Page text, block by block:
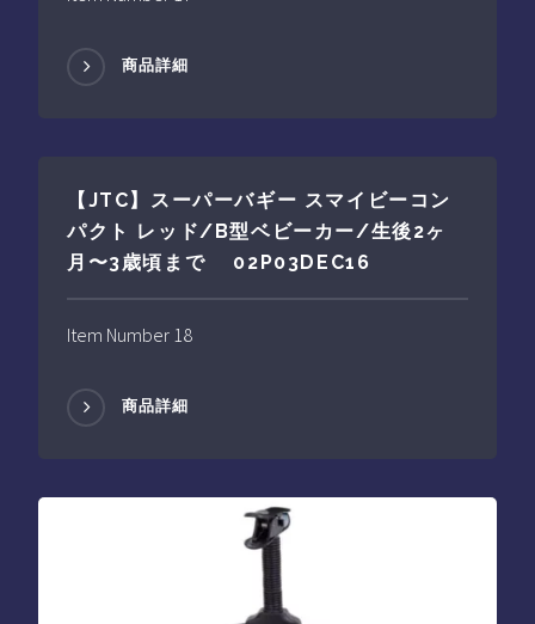
商品詳細
【JTC】スーパーバギー スマイビーコン
パクト レッド/B型ベビーカー/生後2ヶ
月〜3歳頃まで 02P03DEC16
Item Number 18
商品詳細